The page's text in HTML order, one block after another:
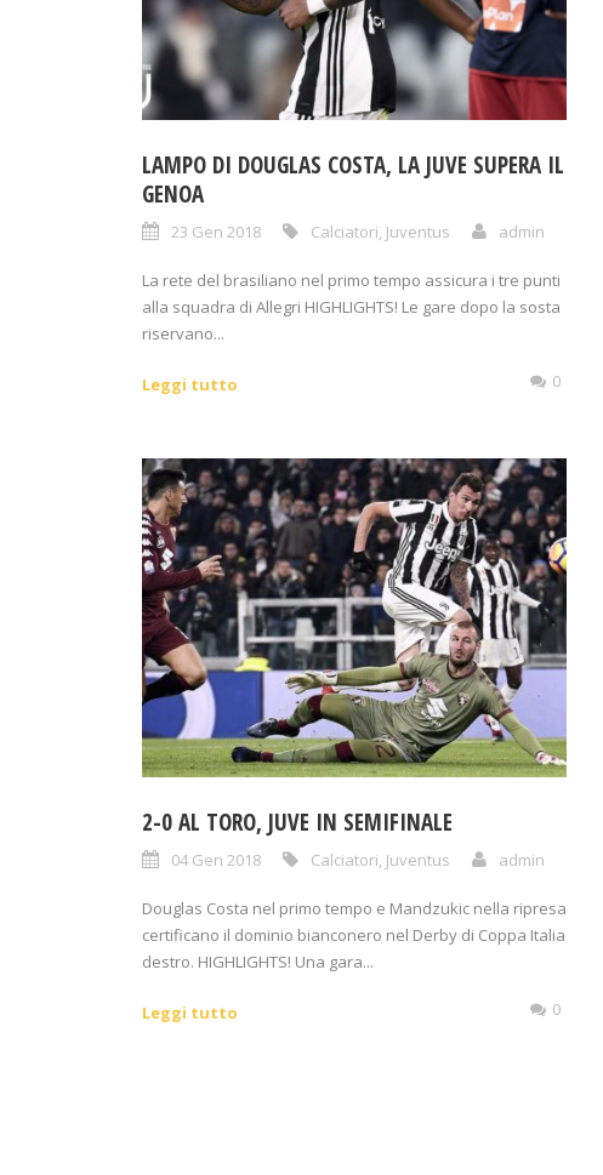
LAMPO DI DOUGLAS COSTA, LA JUVE SUPERA IL
GENOA
23 Gen 2018 Calciatori, Juventus admin
La rete del brasiliano nel primo tempo assicura i tre punti
alla squadra di Allegri HIGHLIGHTS! Le gare dopo la sosta
riservano...
Leggi tutto 0
2-0 AL TORO, JUVE IN SEMIFINALE
04 Gen 2018 Calciatori Juventus admin
Douglas Costa nel primo tempo e Mandzukic nella ripresa
certificano il dominio bianconero nel Derby di Coppa Italia
destro. HIGHLIGHTS! Una gara...
Leggi tutto 0